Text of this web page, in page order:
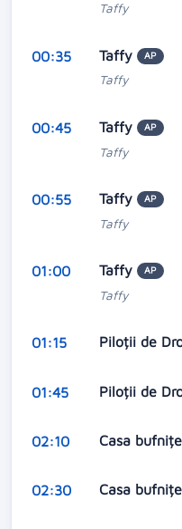
Taffy
00:35 Taffy AP
Taffy
00:45 Taffy AP
Taffy
00:55 Taffy AP
Taffy
01:00 Taffy AP
Taffy
01:15 Piloții de
01:45 Piloții de
02:10 Casa
02:30 Casa